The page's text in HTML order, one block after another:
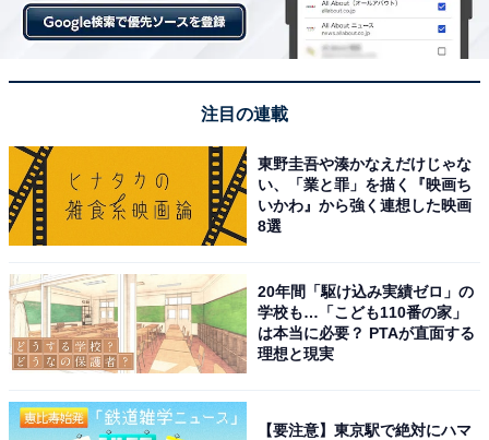
注目の連載
東野圭吾や湊かなえだけじゃな
い、「業と罪」を描く『映画ち
いかわ』から強く連想した映画
8選
20年間「駆け込み実績ゼロ」の
学校も…「こども110番の家」
は本当に必要？ PTAが直面する
理想と現実
【要注意】東京駅で絶対にハマ